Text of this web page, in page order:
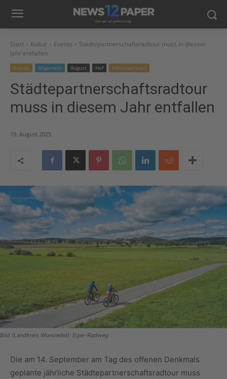
Start Kultur Events
Städtepartnerschaftsradtour muss in diesem
Jahr entfallen
Events Allgemein August Hof Informationen
Städtepartnerschaftsradtour
muss in diesem Jahr entfallen
19. August 2025
Bild (Landkreis Wunsiedel): Eger-Radweg
Die am 14. September am Tag des offenen Denkmals
geplante jährliche Städtepartnerschaftsradtour muss